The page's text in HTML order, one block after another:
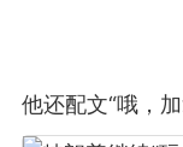
他还配文“哦，